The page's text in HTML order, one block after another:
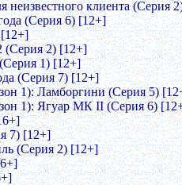
клиента (Серия
(Серия 6) [12+]
(Серия 2) [12+]
1) [12+]
(Серия 7) [12+]
1): Ламборгини (Серия 5)
1): Ягуар МК II (Серия 6)
7) [12+]
(Серия 2) [12+]